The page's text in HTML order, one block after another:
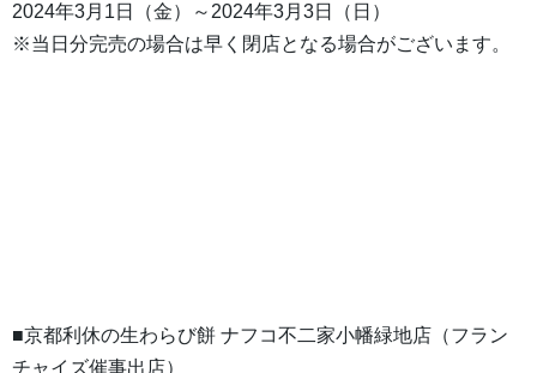
2024年3月1日（金）～2024年3月3日（日）
※当日分完売の場合は早く閉店となる場合がございます。
■京都利休の生わらび餅 ナフコ不二家小幡緑地店（フラン
チャイズ催事出店）